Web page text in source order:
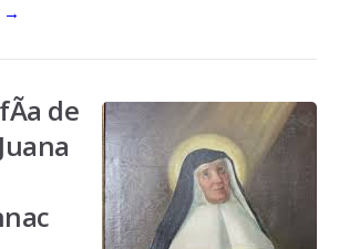
→
de